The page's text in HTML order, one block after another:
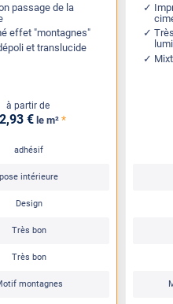
passage de la
effet "montagnes"
et translucide
à partir de
,93 € le m² *
adhésif
pose intérieure
Design
Très bon
Très bon
montagnes